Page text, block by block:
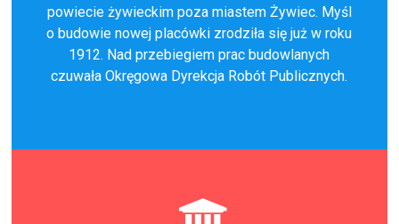
powiecie żywieckim poza miastem Żywiec. Myśl
o budowie nowej placówki zrodziła się już w roku
1912. Nad przebiegiem prac budowlanych
czuwała Okręgowa Dyrekcja Robót Publicznych.